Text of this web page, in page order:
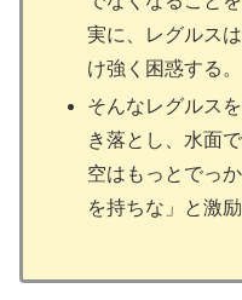
実に、レグルス
け強く困惑する。
そんなレグルス
き落とし、水面
空はもっとでっ
を持ちな」と激